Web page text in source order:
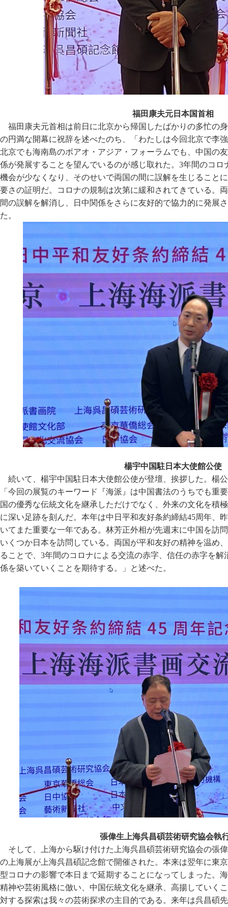
福田康夫元日本国首相
福田康夫元首相は前日に北京から帰国したばかりの多忙の
の円満な開幕に祝辞を述べたのち、「わたしは今回北京で李
北京でも海南島のボアオ・アジア・フォーラムでも、中国の
係が発展することを望んでいるのが感じ取れた。3年間のコ
機会が少なくなり、そのせいで両国の間に誤解を生じること
要さの証明だ。コロナの規制は次第に緩和されてきている。
間の誤解を解消し、日中関係をさらに友好的で協力的に発展
た。
楊宇中国駐日本大使館公使
続いて、楊宇中国駐日本大使館公使が登壇、挨拶した。楊
「今回の展覧のキーワード『海派』は中国書法のうちでも重
国の優秀な伝統文化を継承しただけでなく、外来の文化を積
に深い足跡を刻んだ。本年は中日平和友好条約締結45周年、
いてまた重要な一年である。林芳正外相が先週末に中国を訪
いくつか日本を訪問している。両国が平和友好の精神を温め
ることで、3年間のコロナによる交流の赤字、信任の赤字を
係を築いていくことを期待する。」と述べた。
張偉生上海呉昌碩芸術研究協会執
そして、上海から駆け付けた上海呉昌碩芸術研究協会の張
の上海展が上海呉昌碩記念館で開催された。本来は翌年に東
型コロナの影響で本日まで延期することになってしまった。
精神や芸術風格に倣い、中国伝統文化を継承、高揚していく
対する探索は我々の芸術探求の主目的である。来年は呉昌碩